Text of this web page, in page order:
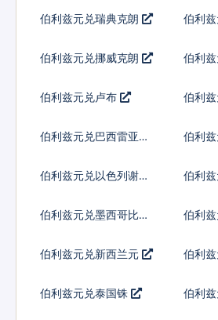
伯利兹元兑瑞典克朗 伯利
伯利兹元兑挪威克朗
伯利
伯利兹元兑卢布 伯利
伯利兹元兑巴西雷亚尔
伯利
伯利兹元兑以色列谢克
伯利
伯利兹元兑墨西哥比索 伯利
伯利兹元兑新西兰元 伯利
伯利兹元兑泰国铢 伯利